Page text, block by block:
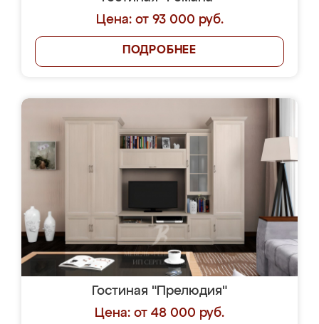
Цена: от 93 000 руб.
ПОДРОБНЕЕ
Гостиная "Прелюдия"
Цена: от 48 000 руб.